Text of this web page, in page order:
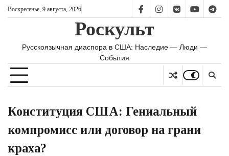
SkipВоскресенье, 9 августа, 2026
FB IS vk YT TG
Роскульт
Русскоязычная диаспора в США: Наследие — Люди —
События
Конституция США: Гениальный
компромисс или договор на грани
краха?